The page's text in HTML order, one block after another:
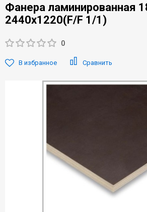
Фанера ламинированная
2440х1220(F/F 1/1)
0
В избранное Сравнить